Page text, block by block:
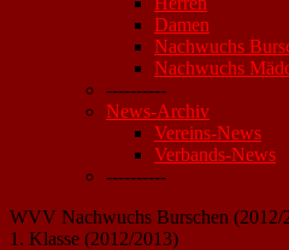
Damen
Nachwuchs
Nachwuchs
----------
News-Archiv
Vereins-News
Verbands-News
----------
WVV Nachwuchs Burschen (2012/
1. Klasse (2012/2013)